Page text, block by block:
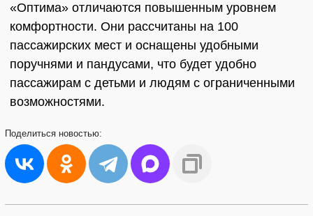
«Оптима» отличаются повышенным уровнем
комфортности. Они рассчитаны на 100
пассажирских мест и оснащены удобными
поручнями и пандусами, что будет удобно
пассажирам с детьми и людям с ограниченными
возможностями.
Поделиться новостью: